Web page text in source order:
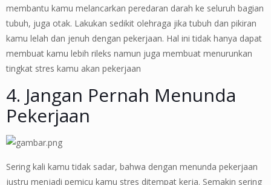
membantu kamu melancarkan peredaran darah ke seluruh bagian
tubuh, juga otak. Lakukan sedikit olehraga jika tubuh dan pikiran
kamu lelah dan jenuh dengan pekerjaan. Hal ini tidak hanya dapat
membuat kamu lebih rileks namun juga membuat menurunkan
tingkat stres kamu akan pekerjaan
4. Jangan Pernah Menunda
Pekerjaan
Sering kali kamu tidak sadar, bahwa dengan menunda pekerjaan
justru menjadi pemicu kamu stres ditempat kerja. Semakin sering